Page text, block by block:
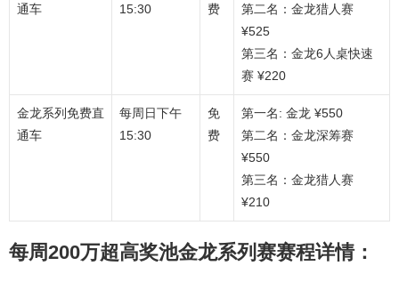
通车
15:30
费
第二名：金龙猎人赛
¥525
第三名：金龙6人桌快速
赛 ¥220
金龙系列免费直
通车
每周日下午
15:30
免
费
第一名: 金龙 ¥550
第二名：金龙深筹赛
¥550
第三名：金龙猎人赛
¥210
每周200万超高奖池金龙系列赛赛程详情：